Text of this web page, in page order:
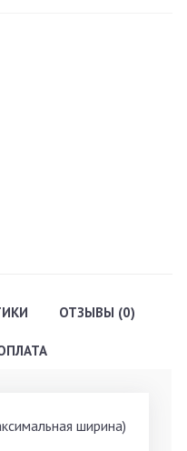
ОТЗЫВЫ (0)
ширина)